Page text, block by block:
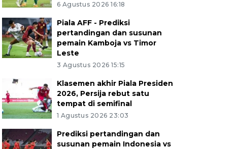
6 Agustus 2026 16:18
Piala AFF - Prediksi
pertandingan dan susunan
pemain Kamboja vs Timor
Leste
3 Agustus 2026 15:15
Klasemen akhir Piala Presiden
2026, Persija rebut satu
tempat di semifinal
1 Agustus 2026 23:03
Prediksi pertandingan dan
susunan pemain Indonesia vs